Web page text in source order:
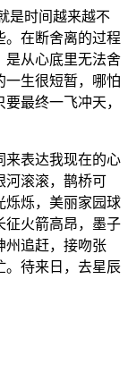
是时间越来越不
。在断舍离的过程
是从心底里无法舍
一生很短暂，哪怕
最终一飞冲天，
来表达我现在的心
滚滚，鹊桥可
烁烁，美丽家园球
征火箭高昂，墨子
州追赶，接吻张
。待来日，去星辰